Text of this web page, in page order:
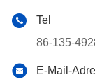
Tel
86-135-
E-Mail-